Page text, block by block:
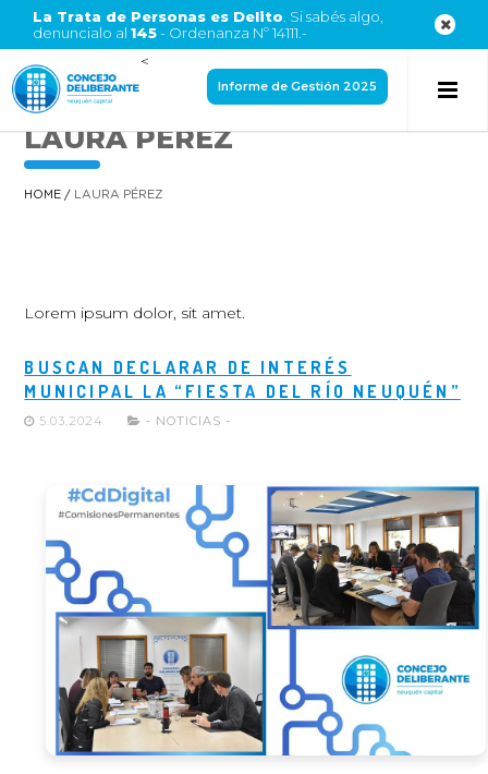
La Trata de Personas es Delito . Si sabés algo,
denuncialo al 145- Ordenanza Nº 14111.-
<
Informe de Gestión 2025
LAURA PÉREZ
HOME / LAURA PÉREZ
Lorem ipsum dolor, sit amet.
BUSCAN DECLARAR DE INTERÉS
MUNICIPAL LA “FIESTA DEL RÍO NEUQUÉN”
5.03.2024 - NOTICIAS -